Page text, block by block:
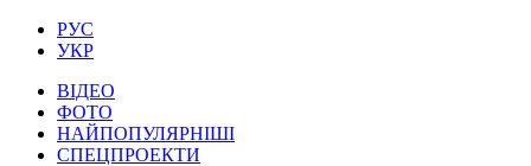
РУС
УКР
ВІДЕО
ФОТО
НАЙПОПУЛЯРНІШІ
СПЕЦПРОЕКТИ